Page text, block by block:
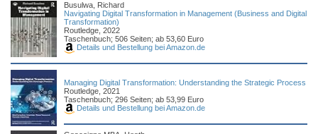
Busulwa, Richard
Navigating Digital Transformation in Management (Business and Digital
Transformation)
Routledge, 2022
Taschenbuch; 506 Seiten; ab 53,60 Euro
Details und Bestellung bei Amazon.de
Managing Digital Transformation: Understanding the Strategic Process
Routledge, 2021
Taschenbuch; 296 Seiten; ab 53,99 Euro
Details und Bestellung bei Amazon.de